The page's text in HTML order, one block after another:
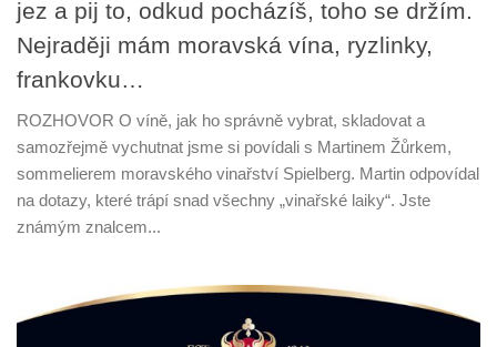
jez a pij to, odkud pocházíš, toho se držím.
Nejraději mám moravská vína, ryzlinky,
frankovku…
ROZHOVOR O víně, jak ho správně vybrat, skladovat a
samozřejmě vychutnat jsme si povídali s Martinem Žůrkem,
sommelierem moravského vinařství Spielberg. Martin odpovídal
na dotazy, které trápí snad všechny „vinařské laiky“. Jste
známým znalcem...